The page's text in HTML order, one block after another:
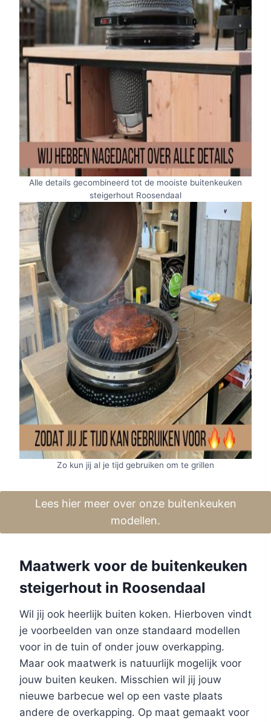
Alle details gecombineerd tot de mooiste buitenkeuken
steigerhout Roosendaal
Zo kun jij al je tijd gebruiken om te grillen
Lees hier meer over onze buitenkeuken
modellen.
Maatwerk voor de buitenkeuken
steigerhout in Roosendaal
Wil jij ook heerlijk buiten koken. Hierboven vindt
je voorbeelden van onze standaard modellen
voor in de tuin of onder jouw overkapping.
Maar ook maatwerk is natuurlijk mogelijk voor
jouw buiten keuken. Misschien wil jij jouw
nieuwe barbecue wel op een vaste plaats
andere de overkapping. Op maat gemaakt voor